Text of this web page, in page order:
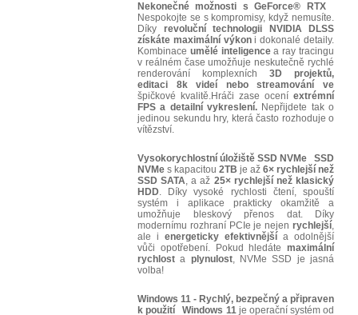
Nekonečné možnosti s GeForce® RTX
Nespokojte se s kompromisy, když nemusíte.
Díky revoluční technologii NVIDIA DLSS
získáte maximální výkoni dokonalé detaily.
Kombinace umělé inteligencea ray tracingu
v reálném čase umožňuje neskutečně rychlé
renderování komplexních 3D projektů,
editaci 8k videí nebo streamování ve
špičkové kvalitě.Hráči zase ocení extrémní
FPS a detailní vykreslení. Nepřijdete tak o
jedinou sekundu hry, která často rozhoduje o
vítězství.
Vysokorychlostní úložiště SSD NVMe
SSD
NVMe s kapacitou 2TB je až 6× rychlejší než
SSD SATA, a až 25× rychlejší než klasický
HDD. Díky vysoké rychlosti čtení, spouští
systém i aplikace prakticky okamžitě a
umožňuje bleskový přenos dat. Díky
modernímu rozhraní PCIe je nejen rychlejší,
ale i energeticky efektivnější a odolnější
vůči opotřebení. Pokud hledáte maximální
rychlost a plynulost, NVMe SSD je jasná
volba!
Windows 11 - Rychlý, bezpečný a připraven
k použití
Windows 11je operační systém od